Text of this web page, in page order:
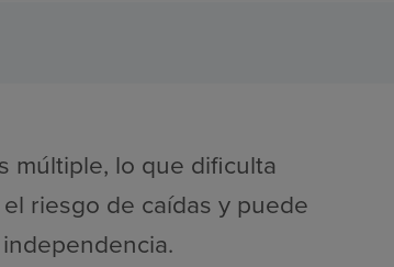
múltiple, lo que dificulta
riesgo de caídas y puede